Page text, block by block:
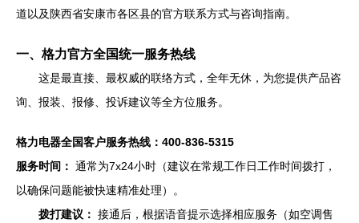
道以及陕西省安康市各区县的官方联系方式与咨询指南。
一、格力官方全国统一服务热线
这是最直接、最权威的联络方式，全年无休，为您提供产品咨
询、报装、报修、投诉建议等全方位服务。
格力电器全国客户服务热线：400-836-5315
服务时间： 通常为7x24小时（建议在常规工作日工作时间拨打，
以确保问题能被快速精准处理）。
拨打建议： 接通后，根据语音提示选择相应服务（如空调售